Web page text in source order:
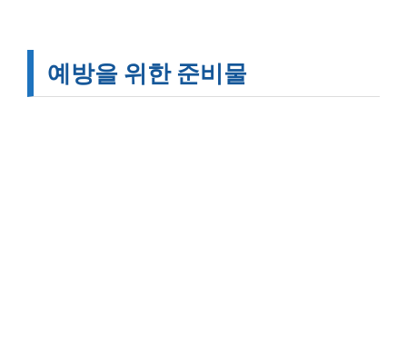
예방을 위한 준비물